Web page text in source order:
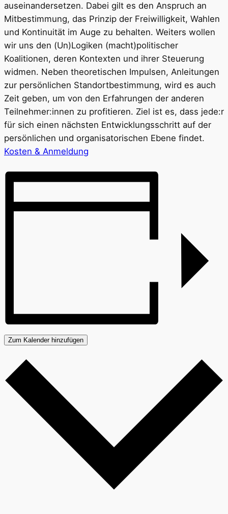
auseinandersetzen. Dabei gilt es den Anspruch an
Mitbestimmung, das Prinzip der Freiwilligkeit, Wahlen
und Kontinuität im Auge zu behalten. Weiters wollen
wir uns den (Un)Logiken (macht)politischer
Koalitionen, deren Kontexten und ihrer Steuerung
widmen. Neben theoretischen Impulsen, Anleitungen
zur persönlichen Standortbestimmung, wird es auch
Zeit geben, um von den Erfahrungen der anderen
Teilnehmer:innen zu profitieren. Ziel ist es, dass jede:r
für sich einen nächsten Entwicklungsschritt auf der
persönlichen und organisatorischen Ebene findet.
Kosten & Anmeldung
Zum Kalender hinzufügen